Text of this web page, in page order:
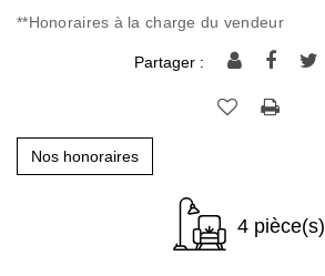
**Honoraires à la charge du vendeur
Partager :
Nos honoraires
4 pièce(s)